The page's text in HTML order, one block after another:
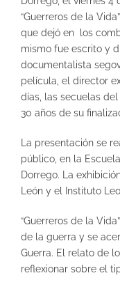
“Guerreros de la
que dejó en los
mismo fue escrito y
documentalista
película, el director
días, las secuelas
30 años de su
La presentación se
público, en la
Dorrego. La
León y el Instituto
“Guerreros de la
de la guerra y se
Guerra. El relato de
reflexionar sobre el